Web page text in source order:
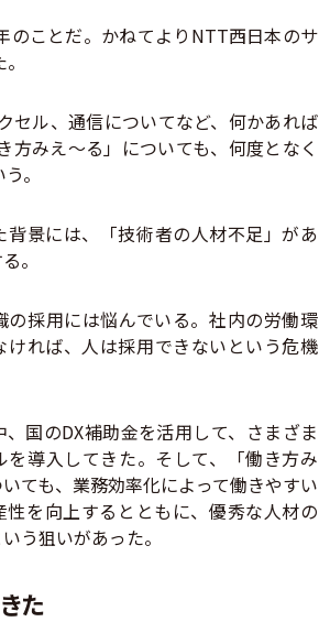
ことだ。かねてよりNTT西日本のサ
セル、通信についてなど、何かあれば
みえ～る」についても、何度となく
。
景には、「技術者の人材不足」があ
。
採用には悩んでいる。社内の労働環
ければ、人は採用できないという危機
国のDX補助金を活用して、さまざま
を導入してきた。そして、「働き方み
ても、業務効率化によって働きやすい
を向上するとともに、優秀な人材の
う狙いがあった。
た